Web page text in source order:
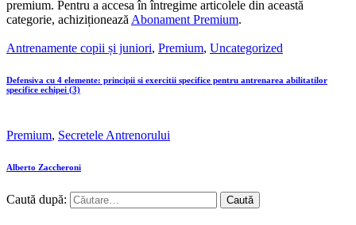
premium. Pentru a accesa în întregime articolele din această
categorie, achiziționeazăAbonament Premium.
Antrenamente copii și juniori, Premium, Uncategorized
Defensiva cu 4 elemente: principii si exercitii specifice pentru antrenarea abilitatilor
specifice echipei (3)
Premium, Secretele Antrenorului
Alberto Zaccheroni
Caută după: